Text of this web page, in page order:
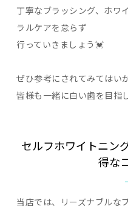
丁寧なブラッシング、ホワ
ラルケアを怠らず
行っていきましょう💓
ぜひ参考にされてみてはい
皆様も一緒に白い歯を目指
セルフホワイトニン
得な
当店では、リーズナブルな